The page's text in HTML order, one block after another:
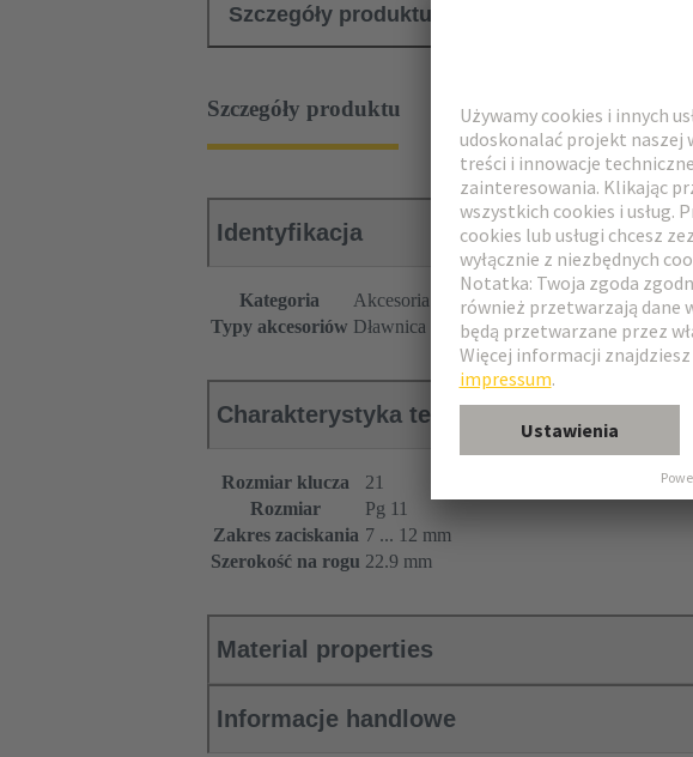
Szczegóły produktu
Szczegóły produktu
Identyfikacja
Kategoria
Akcesoria
Typy akcesoriów Dławnica kablowa
Charakterystyka techniczna
Rozmiar klucza
21
Rozmiar
Pg 11
Zakres zaciskania 7 ... 12 mm
Szerokość na rogu 22.9 mm
Material properties
Informacje handlowe